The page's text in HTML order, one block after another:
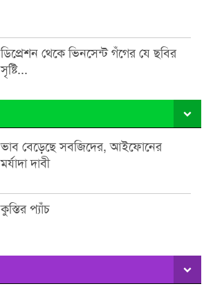
ডিপ্রেশন থেকে ভিনসেন্ট গঁগের যে ছবির
সৃষ্টি...
ভাব বেড়েছে সবজিদের, আইফোনের
মর্যাদা দাবী
কুস্তির প্যাঁচ